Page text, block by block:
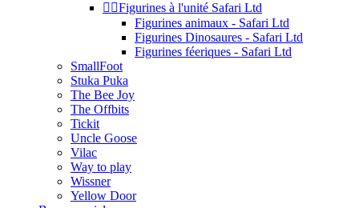
 Figurines à l'unité Safari Ltd
Figurines animaux - Safari Ltd
Figurines Dinosaures - Safari Ltd
Figurines féeriques - Safari Ltd
SmallFoot
Stuka Puka
The Bee Joy
The Offbits
Tickit
Uncle Goose
Vilac
Way to play
Wissner
Yellow Door